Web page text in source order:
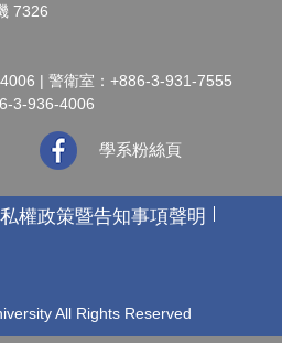
7326
| 警衛室：+886-3-931-7555
3-936-4006
學系粉絲頁
權政策暨告知事項聲明
All Rights Reserved